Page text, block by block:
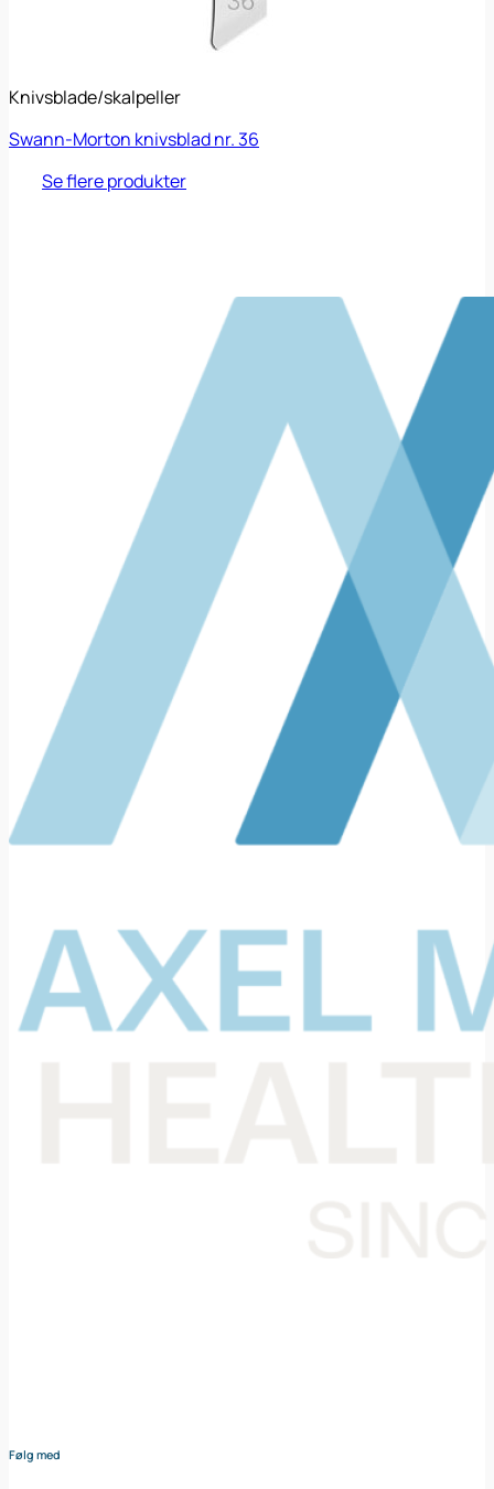
Knivsblade/skalpeller
Swann-Morton knivsblad nr. 36
Se flere produkter
Følg med